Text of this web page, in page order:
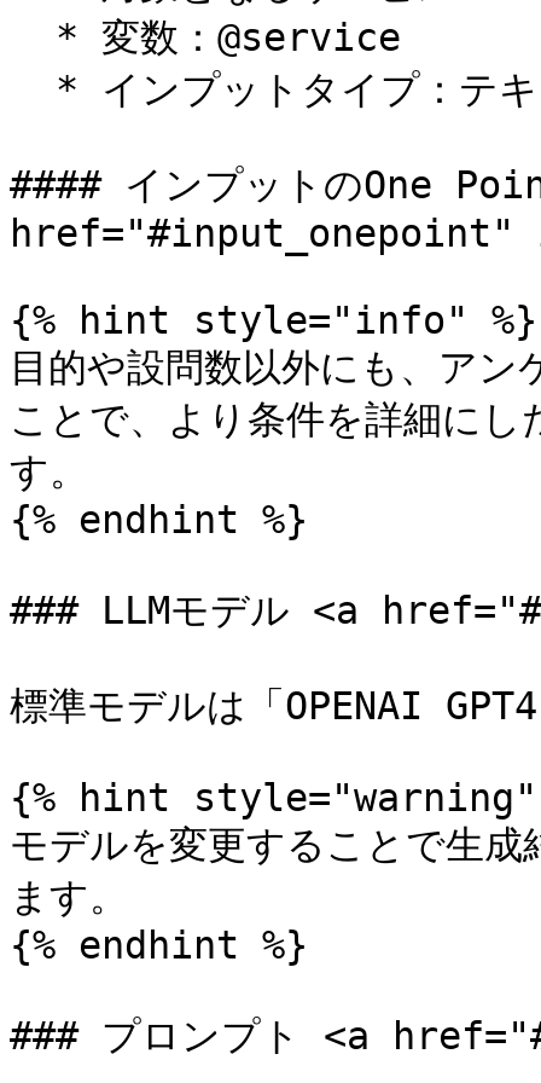
#### インプットのOne
href="#input_onepoint"
{% hint style="info" %}
目的や設問数以外にも、ア
ことで、より条件を詳細に
す。
{% endhint %}
### LLMモデル <a
標準モデルは「OPENAI
{% hint style="warning"
モデルを変更することで生
ます。
{% endhint %}
### プロンプト <a